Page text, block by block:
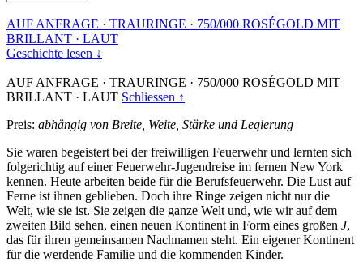
AUF ANFRAGE · TRAURINGE · 750/000 ROSÉGOLD MIT
BRILLANT · LAUT
Geschichte lesen ↓
AUF ANFRAGE · TRAURINGE · 750/000 ROSÉGOLD MIT
BRILLANT · LAUT Schliessen ↑
Preis: abhängig von Breite, Weite, Stärke und Legierung
Sie waren begeistert bei der freiwilligen Feuerwehr und lernten sich
folgerichtig auf einer Feuerwehr-Jugendreise im fernen New York
kennen. Heute arbeiten beide für die Berufsfeuerwehr. Die Lust auf
Ferne ist ihnen geblieben. Doch ihre Ringe zeigen nicht nur die
Welt, wie sie ist. Sie zeigen die ganze Welt und, wie wir auf dem
zweiten Bild sehen, einen neuen Kontinent in Form eines großen J,
das für ihren gemeinsamen Nachnamen steht. Ein eigener Kontinent
für die werdende Familie und die kommenden Kinder.